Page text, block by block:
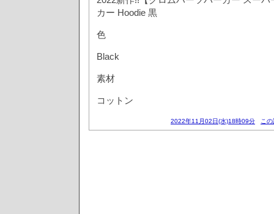
カー Hoodie 黒
色
Black
素材
コットン
2022年11月02日(水)18時09分 こ